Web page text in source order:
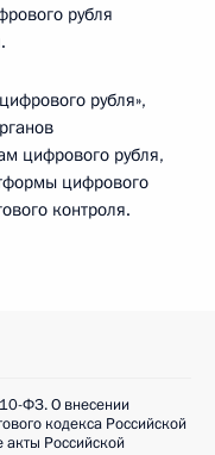
рубля
рубля»,
цифрового рубля,
цифрового
контроля.
ФЗ. О внесении
кодекса Российской
Российской